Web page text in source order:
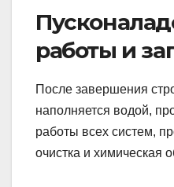
работы и
После завершения
наполняется водой,
работы всех систем,
очистка и химическая